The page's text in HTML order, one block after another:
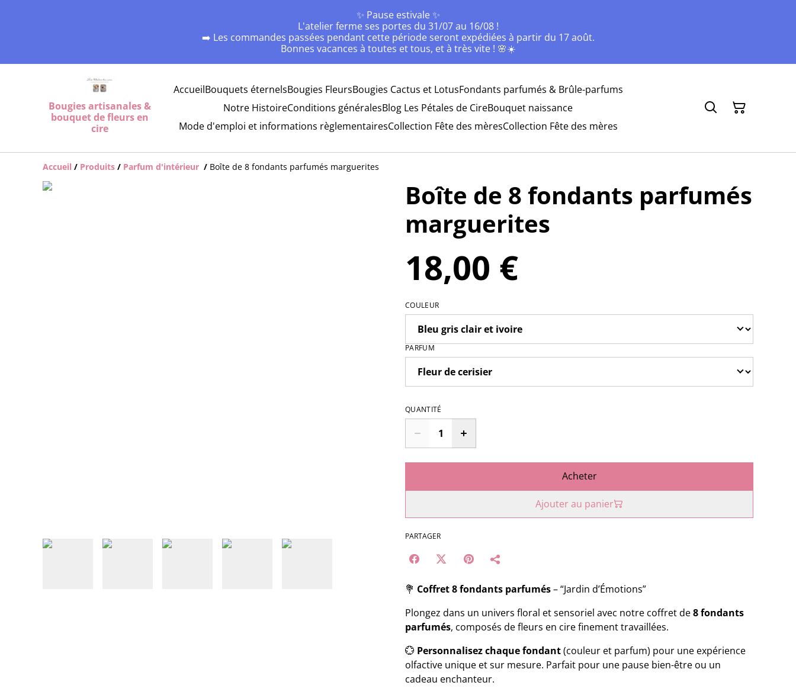
✨ Pause estivale ✨
L'atelier ferme ses portes du 31/07 au 16/08 !
➡️ Les commandes passées pendant cette période seront expédiées à partir du 17 août.
Bonnes vacances à toutes et tous, et à très vite ! 🌸☀️
Bougies artisanales &
bouquet de fleurs en
cire
AccueilBouquets éternelsBougies FleursBougies Cactus et LotusFondants parfumés & Brûle-parfums
Notre HistoireConditions généralesBlog Les Pétales de CireBouquet naissance
Mode d'emploi et informations règlementairesCollection Fête des mèresCollection Fête des mères
Accueil / Produits / Parfum d'intérieur / Boîte de 8 fondants parfumés marguerites
Boîte de 8 fondants parfumés
marguerites
18,00 €
COULEUR
PARFUM
QUANTITÉ
Acheter
Ajouter au panier
PARTAGER
💐 Coffret 8 fondants parfumés– “Jardin d’Émotions”
Plongez dans un univers floral et sensoriel avec notre coffret de8 fondants
parfumés, composés de fleurs en cire finement travaillées.
💮 Personnalisez chaque fondant(couleur et parfum) pour une expérience
olfactive unique et sur mesure. Parfait pour une pause bien-être ou un
cadeau enchanteur.